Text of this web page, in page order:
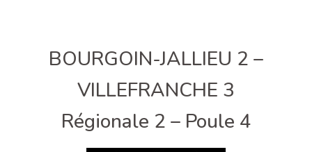
BOURGOIN-JALLIEU 2 –
VILLEFRANCHE 3
Régionale 2 – Poule 4